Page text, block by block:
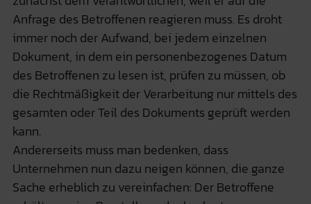
Anfrage des Betroffenen reagieren muss. Es droht
immer noch der Aufwand, bei jedem einzelnen
Dokument, in dem ein personenbezogenes Datum
des Betroffenen zu lesen ist, prüfen zu müssen, ob
die Rechtmäßigkeit der Verarbeitung nur mittels des
gesamten oder Teil des Dokuments geprüft werden
kann.
Andererseits muss man bedenken, dass
Unternehmen nun dazu neigen können, die ganze
Sache erheblich zu vereinfachen: Der Betroffene